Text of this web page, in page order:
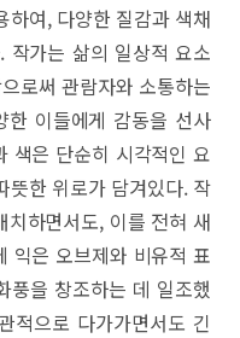
하여, 다양한 질감과 색채
작가는 삶의 일상적 요소
로써 관람자와 소통하는
한 이들에게 감동을 선사
색은 단순히 시각적인 요
뜻한 위로가 담겨있다. 작
하면서도, 이를 전혀 새
익은 오브제와 비유적 표
풍을 창조하는 데 일조했
적으로 다가가면서도 긴